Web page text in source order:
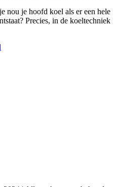
nou je hoofd koel als er een hele
Precies, in de koeltechniek